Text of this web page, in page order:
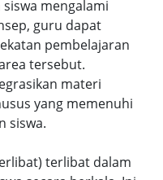
siswa mengalami
guru dapat
pembelajaran
tersebut.
materi
yang memenuhi
siswa.
terlibat dalam